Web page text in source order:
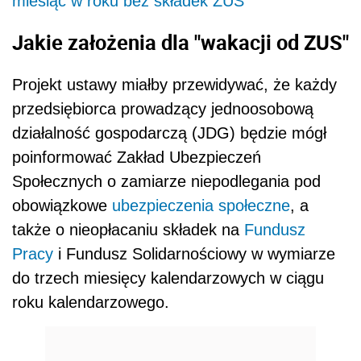
Jakie założenia dla "wakacji od ZUS"
Projekt ustawy miałby przewidywać, że każdy
przedsiębiorca prowadzący jednoosobową
działalność gospodarczą (JDG) będzie mógł
poinformować Zakład Ubezpieczeń
Społecznych o zamiarze niepodlegania pod
obowiązkowe ubezpieczenia społeczne, a
także o nieopłacaniu składek na Fundusz
Pracy i Fundusz Solidarnościowy w wymiarze
do trzech miesięcy kalendarzowych w ciągu
roku kalendarzowego.